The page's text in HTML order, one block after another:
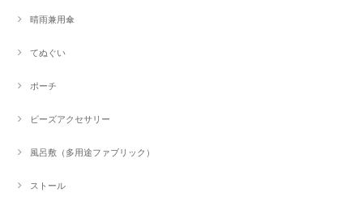
晴雨兼用傘
てぬぐい
ポーチ
ビーズアクセサリー
風呂敷（多用途ファブリック）
ストール